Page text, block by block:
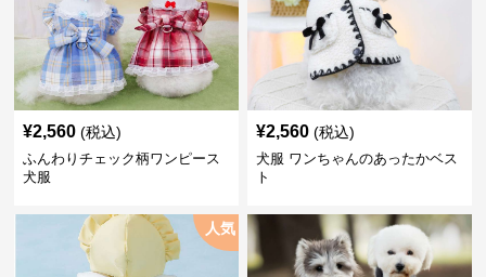
¥2,560 (税込)
ふんわりチェック柄ワンピース
犬服
¥2,560 (税込)
犬服 ワンちゃんのあったかベス
ト
人気